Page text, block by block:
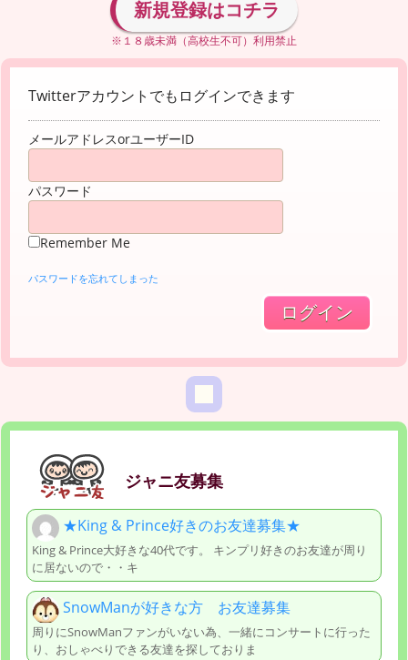
新規登録はコチラ
※１８歳未満（高校生不可）利用禁止
Twitterアカウントでもログインできます
メールアドレスorユーザーID
パスワード
Remember Me
パスワードを忘れてしまった
ジャニ友募集
★King & Prince好きのお友達募集★
King & Prince大好きな40代です。 キンプリ好きのお友達が周り
に居ないので・・キ
SnowManが好きな方 お友達募集
周りにSnowManファンがいない為、一緒にコンサートに行った
り、おしゃべりできる友達を探しておりま